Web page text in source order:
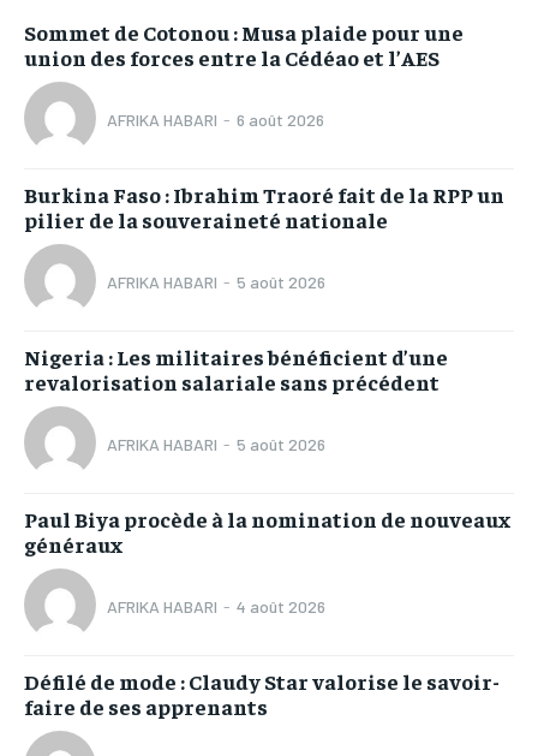
Sommet de Cotonou : Musa plaide pour une
union des forces entre la Cédéao et l’AES
AFRIKA HABARI - 6 août 2026
Burkina Faso : Ibrahim Traoré fait de la RPP un
pilier de la souveraineté nationale
AFRIKA HABARI - 5 août 2026
Nigeria : Les militaires bénéficient d’une
revalorisation salariale sans précédent
AFRIKA HABARI - 5 août 2026
Paul Biya procède à la nomination de nouveaux
généraux
AFRIKA HABARI - 4 août 2026
Défilé de mode : Claudy Star valorise le savoir-
faire de ses apprenants